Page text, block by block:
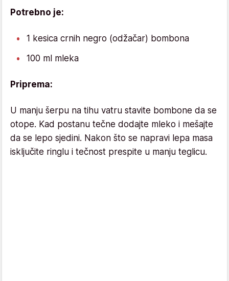
Potrebno je:
1 kesica crnih negro (odžačar) bombona
100 ml mleka
Priprema:
U manju šerpu na tihu vatru stavite bombone da se
otope. Kad postanu tečne dodajte mleko i mešajte
da se lepo sjedini. Nakon što se napravi lepa masa
isključite ringlu i tečnost prespite u manju teglicu.